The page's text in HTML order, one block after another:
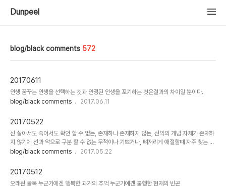
Dunpeel
blog/black comments 572
20170611
인생 꿈꾸는 인생을 선택하는 것과 안정된 인생을 포기하는 것은결과의 차이일 뿐이다.
blog/black comments
2017.06.11
20170522
신 살아서도 죽어서도 확인 할 수 없는, 존재하나 존재하지 않는, 선악의 개념 자체가 존재하
지 않기에 선과 악으로 구분 할 수 없는 무척이나 기쁘거나, 뼈저리게 애절할때 자주 찾는 알
수 없는 모든 의문의 답으로 대신되는
blog/black comments 2017.05.22
20170512
오래된 골목 누군가에겐 행복한 과거의 추억 누군가에겐 불행한 현재의 빈곤